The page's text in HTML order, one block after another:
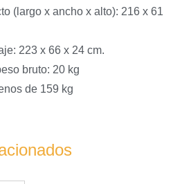
(largo x ancho x alto): 216 x 61
223 x 66 x 24 cm.
bruto: 20 kg
de 159 kg